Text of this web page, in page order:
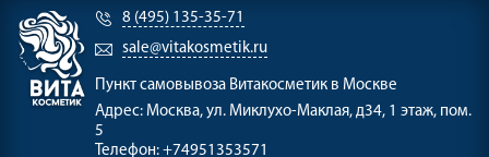
8 (495) 135-35-71
sale@vitakosmetik.ru
Пункт самовывоза Витакосметик в Москве
Адрес: Москва, ул. Миклухо-Маклая, д34, 1 этаж, пом.
5
Телефон: +74951353571